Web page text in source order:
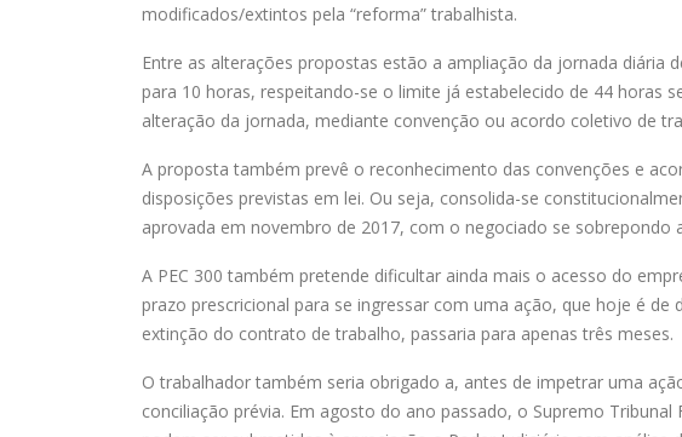
modificados/extintos pela “reforma” trabalhista.
Entre as alterações propostas estão a ampliação da jornada diária
para 10 horas, respeitando-se o limite já estabelecido de 44 horas
alteração da jornada, mediante convenção ou acordo coletivo de
A proposta também prevê o reconhecimento das convenções e
disposições previstas em lei. Ou seja, consolida-se
aprovada em novembro de 2017, com o negociado se sobrepondo
A PEC 300 também pretende dificultar ainda mais o acesso do
prazo prescricional para se ingressar com uma ação, que hoje é
extinção do contrato de trabalho, passaria para apenas três meses.
O trabalhador também seria obrigado a, antes de impetrar uma
conciliação prévia. Em agosto do ano passado, o Supremo